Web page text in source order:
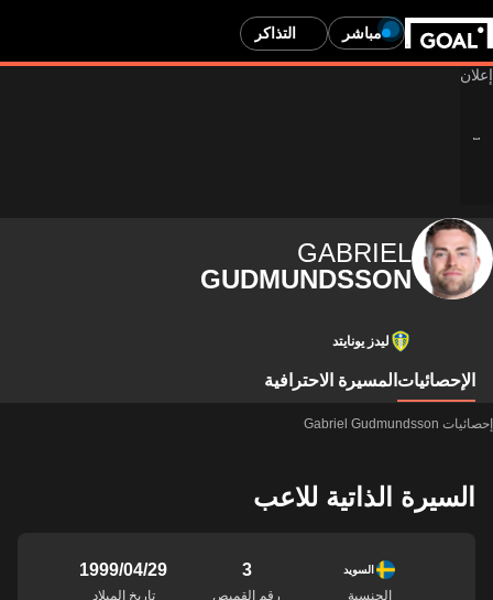
مباشر التذاكر
GABRIEL
GUDMUNDSSON
ليدز يونايتد
الإحصائيات المسيرة الاحترافية
إحصائيات Gabriel Gudmundsson
السيرة الذاتية للاعب
السويد
الجنسية
3
رقم القميص
29‏/04‏/1999
تاريخ الميلاد